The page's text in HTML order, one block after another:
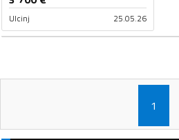
Ulcinj 25.05.26
1